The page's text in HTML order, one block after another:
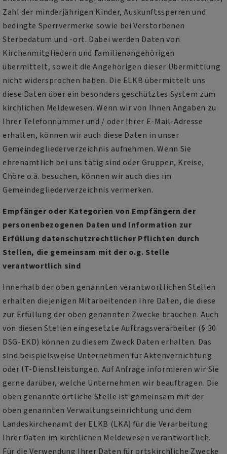
Zahl der minderjährigen Kinder, Auskunftssperren und
bedingte Sperrvermerke sowie bei Verstorbenen
Sterbedatum und -ort. Dabei werden Daten von
Kirchenmitgliedern und Familienangehörigen
übermittelt, soweit die Angehörigen dieser Übermittlung
nicht widersprochen haben. Die ELKB übermittelt uns
diese Daten über ein besonders geschütztes System zum
kirchlichen Meldewesen. Wenn wir von Ihnen Angaben zu
Ihrer Telefonnummer und / oder Ihrer E-Mail-Adresse
erhalten, können wir auch diese Daten in unser
Gemeindegliederverzeichnis aufnehmen. Wenn Sie
ehrenamtlich bei uns tätig sind oder Gruppen, Kreise,
Chöre o.ä. besuchen, können wir auch dies im
Gemeindegliederverzeichnis vermerken.
Empfänger oder Kategorien von Empfängern der
personenbezogenen Daten und Information zur
Erfüllung datenschutzrechtlicher Pflichten durch
Stellen, die gemeinsam mit der o.g. Stelle
verantwortlich sind
Innerhalb der oben genannten verantwortlichen Stellen
erhalten diejenigen Mitarbeitenden Ihre Daten, die diese
zur Erfüllung der oben genannten Zwecke brauchen. Auch
von diesen Stellen eingesetzte Auftragsverarbeiter (§ 30
DSG-EKD) können zu diesem Zweck Daten erhalten. Das
sind beispielsweise Unternehmen für Aktenvernichtung
oder IT-Dienstleistungen. Auf Anfrage informieren wir Sie
gerne darüber, welche Unternehmen wir beauftragen. Die
oben genannte örtliche Stelle ist gemeinsam mit der
oben genannten Verwaltungseinrichtung und dem
Landeskirchenamt der ELKB (LKA) für die Verarbeitung
Ihrer Daten im kirchlichen Meldewesen verantwortlich.
Für die Verwendung Ihrer Daten für ortskirchliche Zwecke